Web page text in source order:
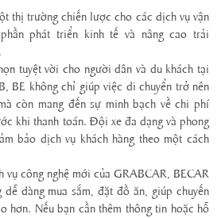
thị trường chiến lược cho các dịch vụ vận
phát triển kinh tế và nâng cao trải
tuyệt vời cho người dân và du khách tại
BE không chỉ giúp việc di chuyển trở nên
còn mang đến sự minh bạch về chi phí
khi thanh toán. Đội xe đa dạng và phong
bảo dịch vụ khách hàng theo một cách
công nghệ mới của GRABCAR, BECAR
dàng mua sắm, đặt đồ ăn, giúp chuyến
hơn. Nếu bạn cần thêm thông tin hoặc hỗ